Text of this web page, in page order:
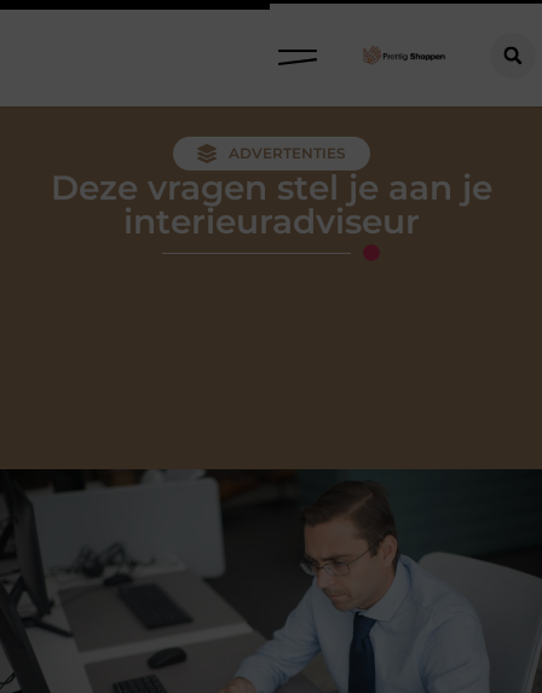
ADVERTENTIES
Deze vragen stel je aan je
interieuradviseur